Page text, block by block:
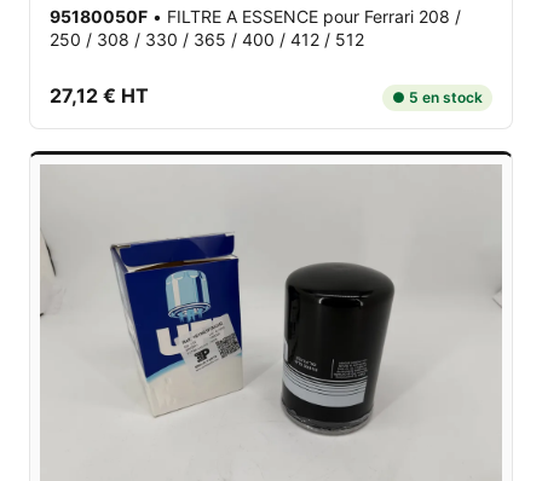
95180050F • FILTRE A ESSENCE pour Ferrari 208 /
250 / 308 / 330 / 365 / 400 / 412 / 512
27,12 € HT ● 5 en stock